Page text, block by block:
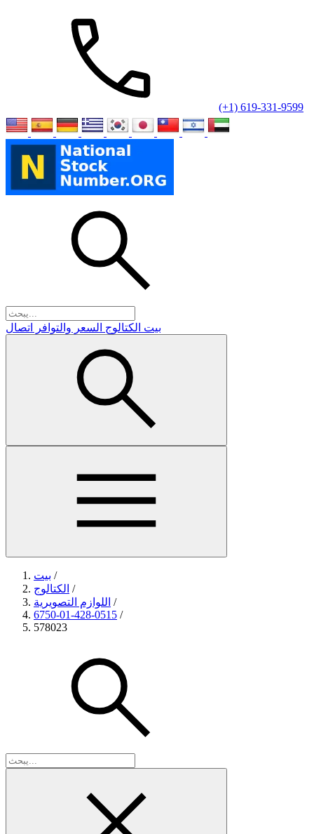
(+1) 619-331-9599
بيت الكتالوج السعر والتوافر اتصال
بيت /
الكتالوج /
اللوازم التصويرية /
6750-01-428-0515 /
578023